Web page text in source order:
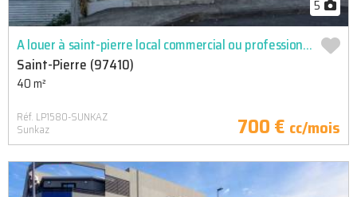
5
A louer à saint-pierre local commercial ou professionnel de 40
Saint-Pierre (97410)
40 m²
Réf. LP1580-SUNKAZ
Sunkaz 700 € cc/mois